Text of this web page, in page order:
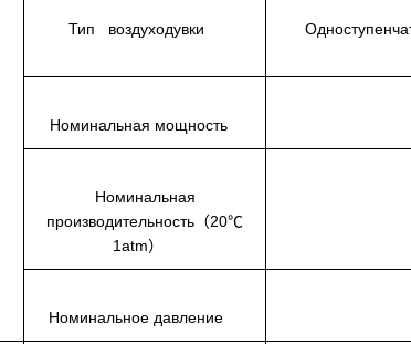
Тип воздуходувки
Номинальная мощность
Номинальная
производительность（20℃
1atm）
Номинальное давление